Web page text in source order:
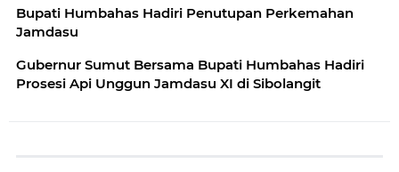
Bupati Humbahas Hadiri Penutupan Perkemahan
Jamdasu
Gubernur Sumut Bersama Bupati Humbahas Hadiri
Prosesi Api Unggun Jamdasu XI di Sibolangit